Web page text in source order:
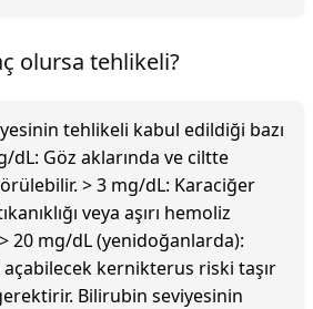
olursa tehlikeli?
tehlikeli kabul edildiği bazı
dL: Göz aklarında ve ciltte
> 3 mg/dL: Karaciğer
veya aşırı hemoliz
> 20 mg/dL (yenidoğanlarda):
açabilecek kernikterus riski taşır
Bilirubin seviyesinin